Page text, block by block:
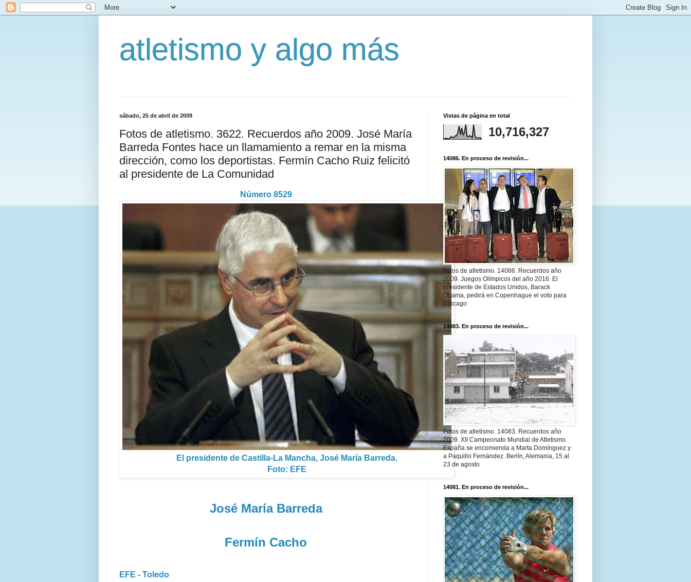
atletismo y algo más
sábado, 25 de abril de 2009
Fotos de atletismo. 3622. Recuerdos año 2009. José María
Barreda Fontes hace un llamamiento a remar en la misma
dirección, como los deportistas. Fermín Cacho Ruiz felicitó
al presidente de La Comunidad
Número 8529
El presidente de Castilla-La Mancha, José María Barreda.
Foto: EFE
José María Barreda
Fermín Cacho
EFE - Toledo
Vistas de página en total
10,716,327
14086. En proceso de revisión...
Fotos de atletismo. 14086. Recuerdos año
2009. Juegos Olímpicos del año 2016. El
presidente de Estados Unidos, Barack
Obama, pedirá en Copenhague el voto para
Chicago
14083. En proceso de revisión...
Fotos de atletismo. 14083. Recuerdos año
2009. XII Campeonato Mundial de Atletismo.
España se encomienda a Marta Domínguez y
a Paquillo Fernández. Berlín, Alemania, 15 al
23 de agosto
14081. En proceso de revisión...